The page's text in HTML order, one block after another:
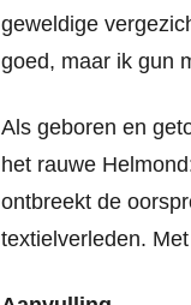
geweldige
goed, maar ik gun
Als geboren en
het rauwe
ontbreekt de
textielverleden.